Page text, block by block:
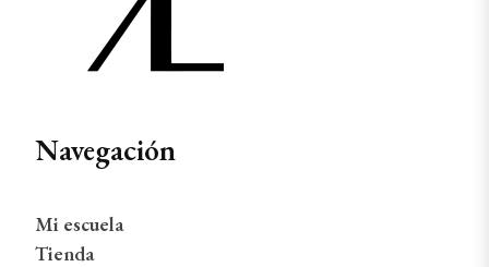
Navegación
Mi escuela
Tienda